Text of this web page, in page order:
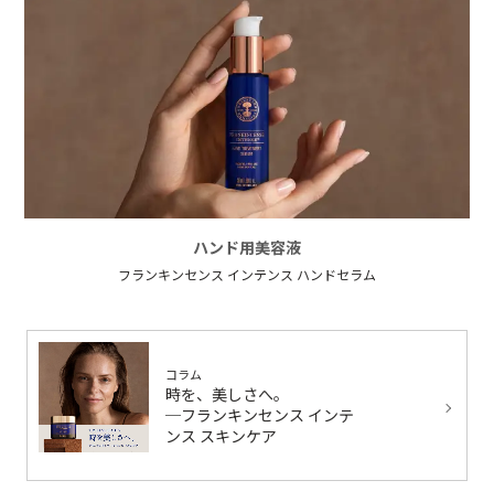
ハンド用美容液
フランキンセンス インテンス ハンドセラム
コラム
時を、美しさへ。
─フランキンセンス インテ
ンス スキンケア